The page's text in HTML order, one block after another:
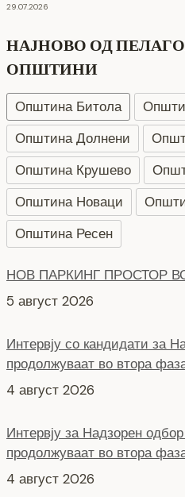
29.07.2026
НАЈНОВО ОД
ОПШТИНИ
Општина Битола
Општина Долнени
Општина Крушево
Општина Новаци
Општина Ресен
НОВ ПАРКИНГ ПРОСТОР
5 август 2026
Интервју со кандидати за
продолжуваат во втора
4 август 2026
Интервју за Надзорен
продолжуваат во втора
4 август 2026